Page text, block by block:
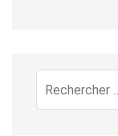
Recherche
pour